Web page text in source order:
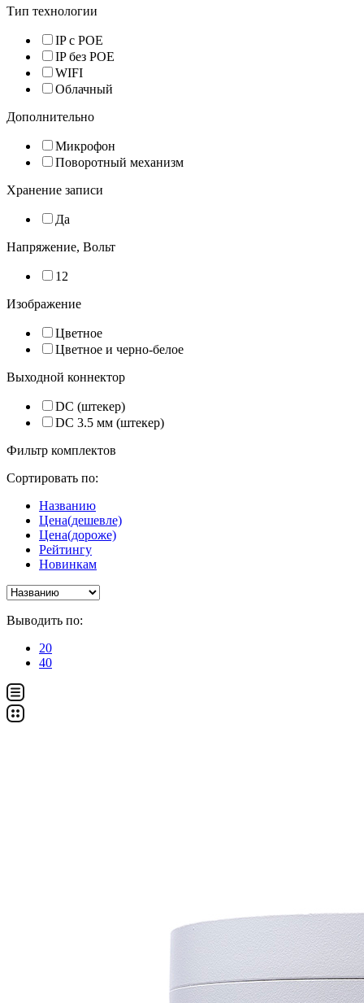
Тип технологии
IP с POE
IP без POE
WIFI
Облачный
Дополнительно
Микрофон
Поворотный механизм
Хранение записи
Да
Напряжение, Вольт
12
Изображение
Цветное
Цветное и черно-белое
Выходной коннектор
DC (штекер)
DC 3.5 мм (штекер)
Фильтр комплектов
Сортировать по:
Названию
Цена(дешевле)
Цена(дороже)
Рейтингу
Новинкам
Выводить по:
20
40